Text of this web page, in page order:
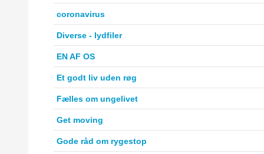
coronavirus
Diverse - lydfiler
EN AF OS
Et godt liv uden røg
Fælles om ungelivet
Get moving
Gode råd om rygestop